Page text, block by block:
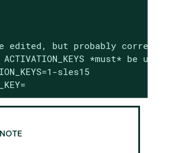
edited, but probably correct
ACTIVATION_KEYS *must* be
sles15